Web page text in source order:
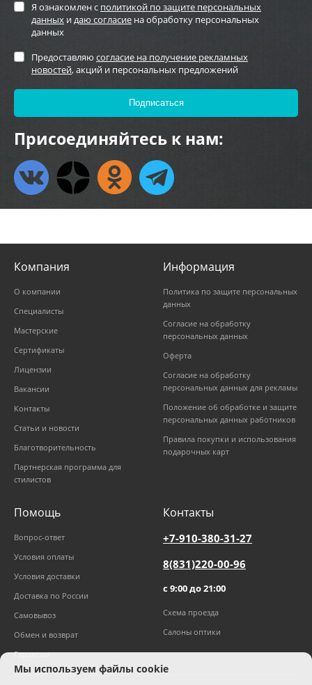
Я ознакомлен с политикой по защите персональных
данных идаю согласие на обработку персональных
данных
Предоставляю согласие на получение рекламных
новостей, акций и персональных предложений
Присоединяйтесь к нам:
Компания
О компании
Специалисты
Мастерские
Сертификаты
Лицензии
Вакансии
Контакты
Статьи и новости
Благотворительность
Партнерская программа для
стилистов
Информация
Политика по защите персональных
данных
Согласие на обработку
персональных данных
Оферта
Согласие на обработку
персональных данных для рекламы
Положение об обработке и защите
персональных данных работников
Правила покупки и использования
подарочных карт
Помощь
Вопрос-ответ
Условия оплаты
Условия доставки
Доставка по России
Самовывоз
Обмен и возврат
Гарантии
Контакты
+7-910-380-31-27
8(831)220-00-96
с 9:00 до 21:00
Схема проезда
Салоны оптики
Мы используем файлы cookie